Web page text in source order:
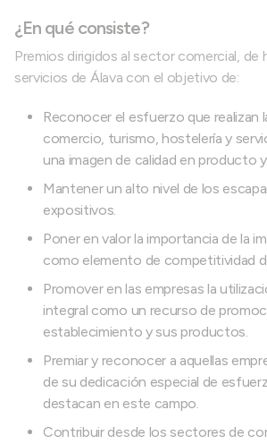
¿En qué consiste?
Premios dirigidos al sector comercial, de
servicios de Álava con el objetivo de:
Reconocer el esfuerzo que realizan
comercio, turismo, hostelería y
una imagen de calidad en producto
Mantener un alto nivel de los
expositivos.
Poner en valor la importancia de la
como elemento de competitividad
Promover en las empresas la
integral como un recurso de
establecimiento y sus productos.
Premiar y reconocer a aquellas
de su dedicación especial de
destacan en este campo.
Contribuir desde los sectores de